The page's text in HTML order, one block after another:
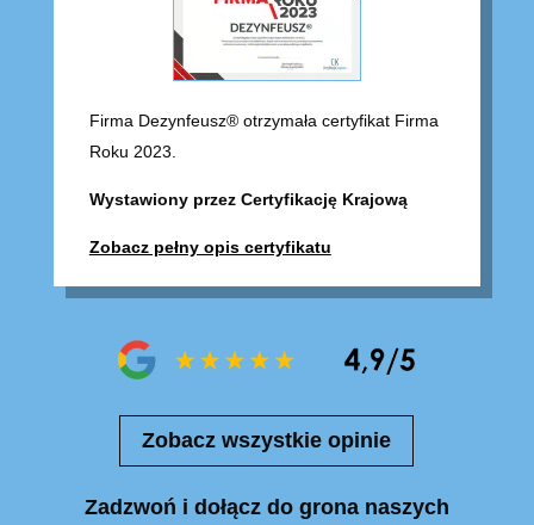
Firma Dezynfeusz® otrzymała certyfikat Firma
Roku 2023.
Wystawiony przez Certyfikację Krajową
Zobacz pełny opis certyfikatu
Zobacz wszystkie opinie
Zadzwoń i dołącz do grona naszych